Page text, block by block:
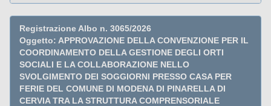
Registrazione Albo n. 3065/2026
Oggetto: APPROVAZIONE DELLA CONVENZIONE PER IL
COORDINAMENTO DELLA GESTIONE DEGLI ORTI
SOCIALI E LA COLLABORAZIONE NELLO
SVOLGIMENTO DEI SOGGIORNI PRESSO CASA PER
FERIE DEL COMUNE DI MODENA DI PINARELLA DI
CERVIA TRA LA STRUTTURA COMPRENSORIALE